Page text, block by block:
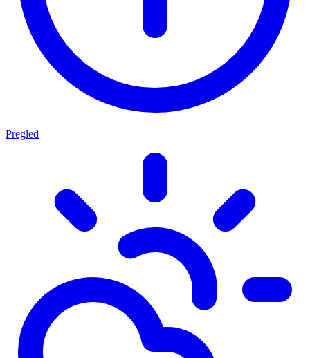
Pregled